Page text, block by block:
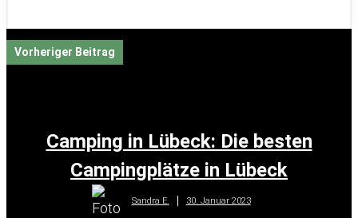
Vorheriger Beitrag
Camping in Lübeck: Die besten
Campingplätze in Lübeck
Sandra E. 30. Januar 2023